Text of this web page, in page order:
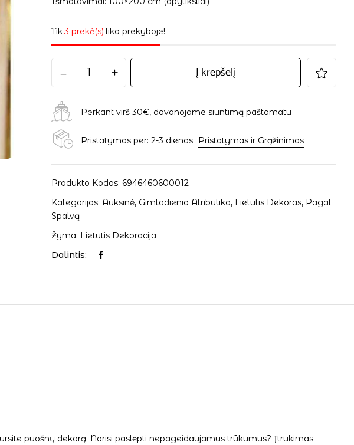
Tik3 prekė(s) liko prekyboje!
Į krepšelį
Perkant virš 30€, dovanojame siuntimą paštomatu
Pristatymas per: 2-3 dienas Pristatymas ir Grąžinimas
Produkto Kodas: 6946460600012
Kategorijos: Auksinė, Gimtadienio Atributika, Lietutis Dekoras, Pagal
Spalvą
Žyma: Lietutis Dekoracija
Dalintis:
puošnų dekorą. Norisi paslėpti nepageidaujamus trūkumus? Įtrukimas